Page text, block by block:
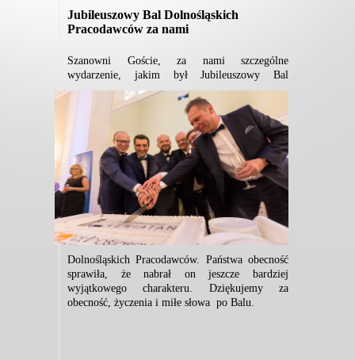
Jubileuszowy Bal Dolnośląskich
Pracodawców za nami
Szanowni Goście, za nami szczególne
wydarzenie, jakim był Jubileuszowy Bal
Dolnośląskich Pracodawców. Państwa obecność
sprawiła, że nabrał on jeszcze bardziej
wyjątkowego charakteru. Dziękujemy za
obecność, życzenia i miłe słowa po Balu.